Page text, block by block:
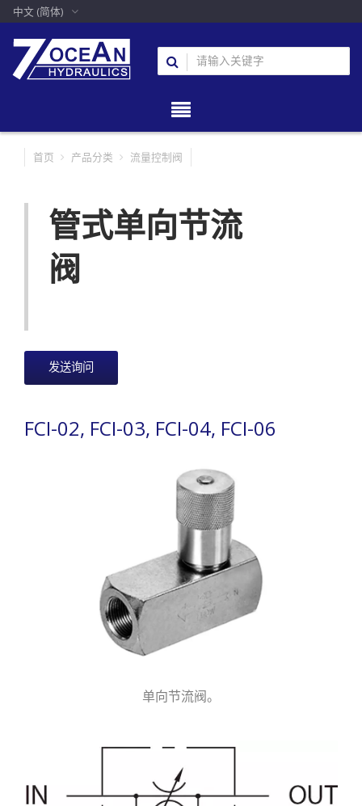
中文 (简体)
首页 产品分类 流量控制阀
管式单向节流
阀
发送询问
FCI-02, FCI-03, FCI-04, FCI-06
单向节流阀。